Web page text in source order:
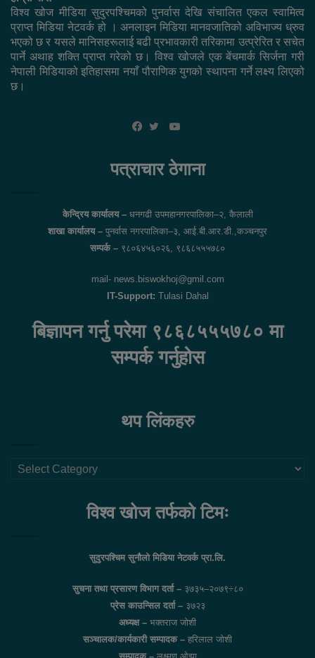
विश्व खोज मीडिया सुदुरपश्चिमको पुनर्वास देखि संचालित एकल स्वामित्व
प्राप्त मिडिया नेटवर्क हो । अनलाइन मिडिया मानवजातिको अविभाज्य ध्रुव
भएको छ र यसले मानिसहरूलाई बढी प्रभावकारी तरिकामा उत्प्रेरित र सचेत
पार्ने अथाह शक्ति प्राप्त गरेको छ। विश्व खोजले एक बेंचमार्क सिर्जना गरी
नेपाली मिडियाको इतिहासमा नयाँ पौराणिक युगको स्थापना गर्ने लक्ष्य लिएको
छ।
YouTube
पत्राचार ठेगाना
केन्द्रिय कार्यालय –धनगढी उपमहानगरपालिका–२, कैलाली
शाखा कार्यालय – पुनर्वास नगरपालिका–३, आई.बी.आर.डी.,कञ्चनपुर
सम्पर्क – ९८०६४५६०२६, ९८६८५५५७८०
mail- news.biswokhoj@gmil.com
IT-Support: Tulasi Dahal
बिज्ञापन गर्नु परेमा ९८६८५५५७८० मा
सम्पर्क गर्नुहोस
थप लिंकहरु
थप
विश्व खोज तर्फको टिमः
सुदुरपश्चिम सुनौलो मिडिया नेटवर्क प्रा.लि.
सुचना तथा प्रसारण विभाग दर्ता – ३७३५–२०७९÷८०
प्रेस काउन्सिल दर्ता – ३७२३
अध्यक्ष – भक्तराज जोशी
सञ्चालक/कार्यकारी सम्पादक – हरिलाल जोशी